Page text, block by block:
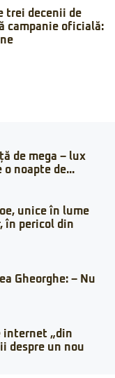
trei decenii de
campanie oficială:
de mega – lux
noapte de...
unice în lume
în pericol din
Gheorghe: – Nu
internet „din
despre un nou